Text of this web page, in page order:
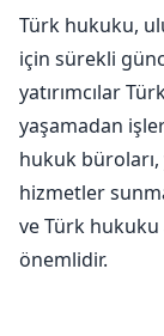
Türk hukuku,
için sürekli
yatırımcılar
yaşamadan
hukuk büroları,
hizmetler
ve Türk
önemlidir.